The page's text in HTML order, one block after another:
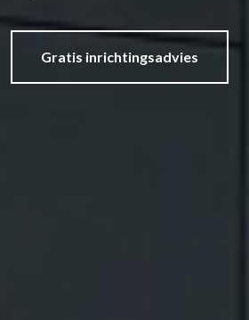
Gratis inrichtingsadvies